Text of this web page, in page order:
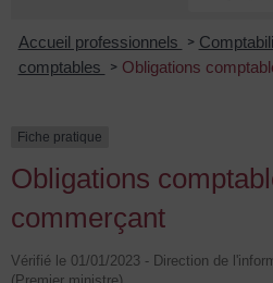
Accueil professionnels >
comptables
> Obligations
Fiche pratique
Obligations
commerçant
Vérifié le 01/01/2023 - Direction de